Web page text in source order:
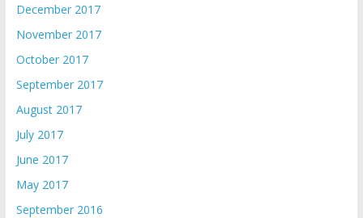
December 2017
November 2017
October 2017
September 2017
August 2017
July 2017
June 2017
May 2017
September 2016